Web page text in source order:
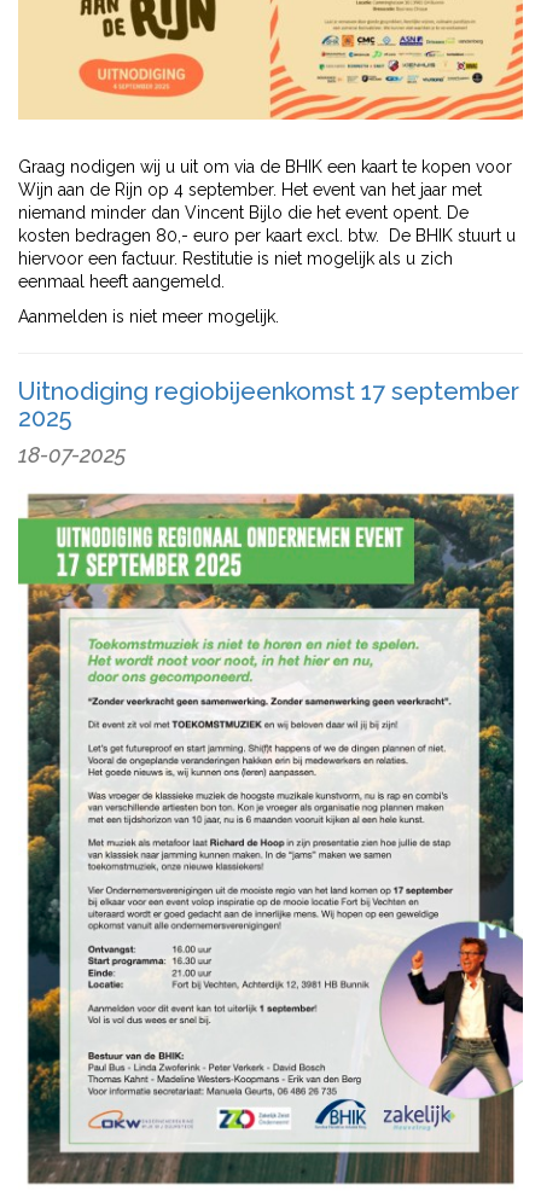
Graag nodigen wij u uit om via de BHIK een kaart te kopen voor
Wijn aan de Rijn op 4 september. Het event van het jaar met
niemand minder dan Vincent Bijlo die het event opent. De
kosten bedragen 80,- euro per kaart excl. btw. De BHIK stuurt u
hiervoor een factuur. Restitutie is niet mogelijk als u zich
eenmaal heeft aangemeld.
Aanmelden is niet meer mogelijk.
Uitnodiging regiobijeenkomst 17 september
2025
18-07-2025